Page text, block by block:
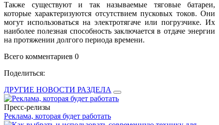
Также существуют и так называемые тяговые батареи,
которые характеризуются отсутствием пусковых токов. Они
могут использоваться на электротягаче или погрузчике. Их
наиболее полезная способность заключается в отдаче энергии
на протяжении долгого периода времени.
Всего комментариев 0
Поделиться:
ДРУГИЕ НОВОСТИ РАЗДЕЛА
Пресс-релизы
Реклама, которая будет работать